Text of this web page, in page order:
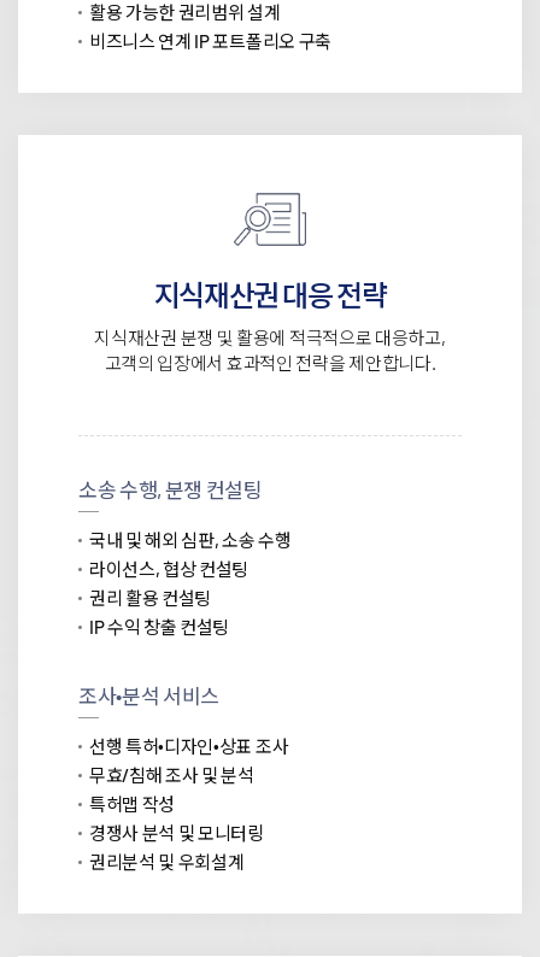
활용 가능한 권리범위 설계
비즈니스 연계 IP 포트폴리오 구축
지식재산권 대응 전략
지식재산권 분쟁 및 활용에 적극적으로 대응하고,
고객의 입장에서 효과적인 전략을 제안합니다.
소송 수행, 분쟁 컨설팅
국내 및 해외 심판, 소송 수행
라이선스, 협상 컨설팅
권리 활용 컨설팅
IP 수익 창출 컨설팅
조사∙분석 서비스
선행 특허∙디자인∙상표 조사
무효/침해 조사 및 분석
특허맵 작성
경쟁사 분석 및 모니터링
권리분석 및 우회설계